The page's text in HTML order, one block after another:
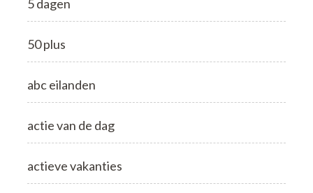
5 dagen
50 plus
abc eilanden
actie van de dag
actieve vakanties